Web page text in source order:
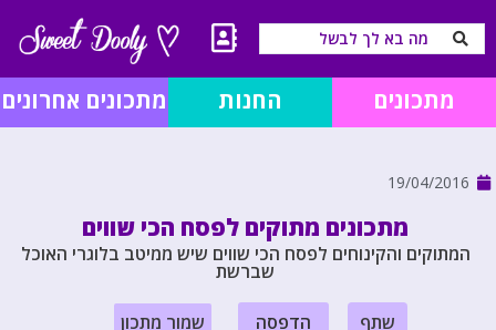
מתכונים החנות מתכונים אחרונים
19/04/2016
מתכונים מתוקים לפסח הכי שווים
המתוקים והקינוחים לפסח הכי שווים שיש ממיטב בלוגרי האוכל
שברשת
שתף הדפסה שמור מתכון